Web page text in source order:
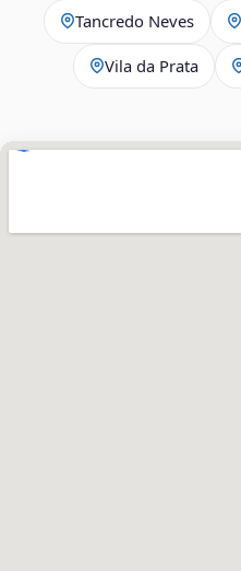
Tancredo Neves
Vila da Prata